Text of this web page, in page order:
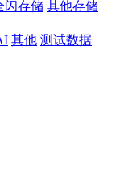
闪存储 其他存储
其他 测试数据